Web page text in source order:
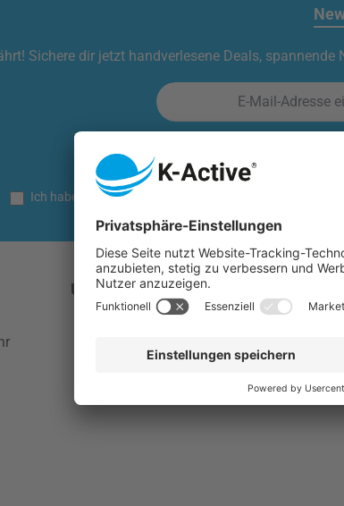
Sichere dir jetzt handverlesene Deals,
E-
Mail-
Diese Seite ist durch reCAPTCHA geschützt und es
Ich habe die Datenschutzbestimmungen
Unsere Communities